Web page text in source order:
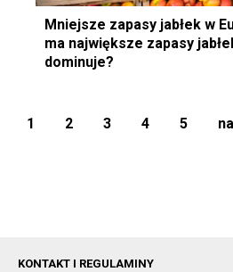
Mniejsze zapasy jabłek w
ma największe zapasy
dominuje?
1 2 3 4 5
KONTAKT I REGULAMINY